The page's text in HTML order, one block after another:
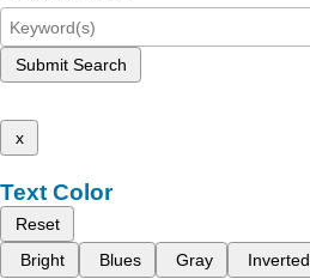
Submit Search
x
Text Color
Reset
Bright
Blues Gray Inverted